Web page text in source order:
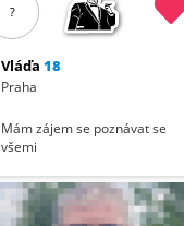
?
Vláďa 18
Praha
Mám zájem se poznávat se
všemi